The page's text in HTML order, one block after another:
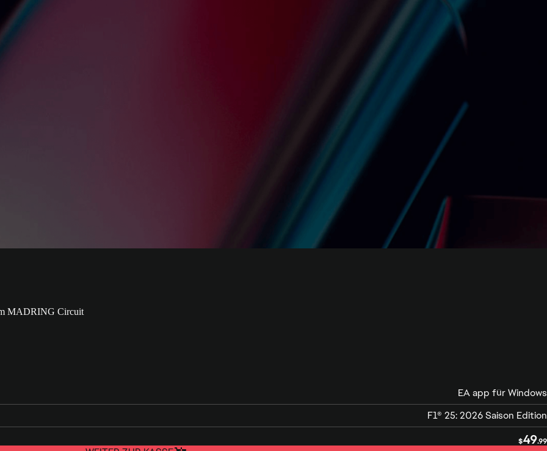
EA app für Windows
F1® 25: 2026 Saison Edition
$49.99
werden nicht auf die Saison 2026 übertragen. Konnersport- und APXGP-Teams können der Saison 2026 der Fahrerkarriere oder My
aller Updates.
© 2026 Electronic Arts Inc. EA, EA SPORTS, das EA SPORTS-Logo und Codemasters sind Handelsmarken von
ONE WORLD CHAMPIONSHIP, GRAND PRIX und damit verbundene Marken sind Handelsmarken der Formula One
2 CHAMPIONSHIP-Logo, FIA FORMULA 2 CHAMPIONSHIP, FIA FORMULA 2, FORMULA 2, F2 und damit im
Internationale de L'Automobile und werden ausschließlich mit Lizenz verwendet Alle Rechte vorbehalten.